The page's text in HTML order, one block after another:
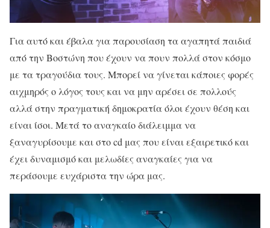
Για αυτό και έβαλα για παρουσίαση τα αγαπητά παιδιά
από την Βοστώνη που έχουν να πουν πολλά στον κόσμο
με τα τραγούδια τους. Μπορεί να γίνεται κάποιες φορές
αιχμηρός ο λόγος τους και να μην αρέσει σε πολλούς
αλλά στην πραγματική δημοκρατία όλοι έχουν θέση και
είναι ίσοι. Μετά το αναγκαίο διάλειμμα να
ξαναγυρίσουμε και στο cd μας που είναι εξαιρετικό και
έχει δυναμισμό και μελωδίες αναγκαίες για να
περάσουμε ευχάριστα την ώρα μας.